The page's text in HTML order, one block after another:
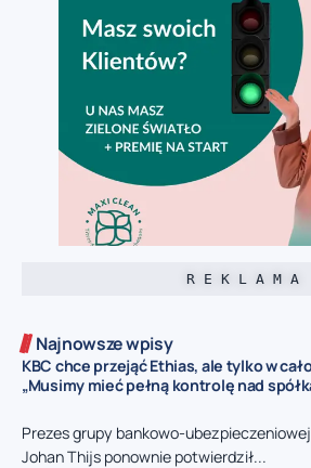
R E K L A M A
Najnowsze wpisy
KBC chce przejąć Ethias, ale tylko w
„Musimy mieć pełną kontrolę nad
Prezes grupy bankowo-
Johan Thijs ponownie potwierdził...